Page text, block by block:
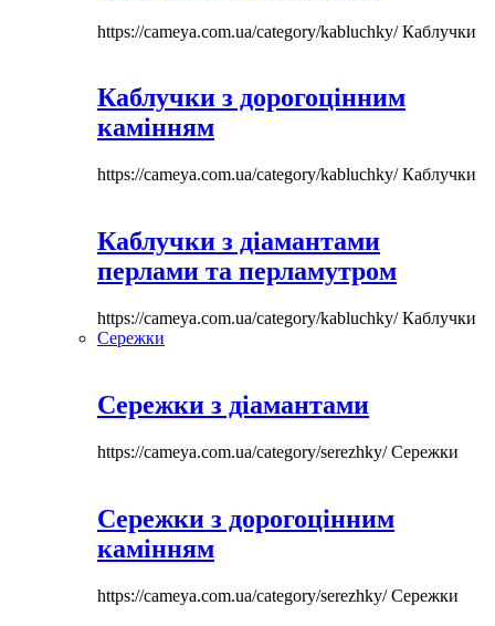
https://cameya.com.ua/category/kabluchky/Каблучки
Каблучки з дорогоцінним
камінням
https://cameya.com.ua/category/kabluchky/Каблучки
Каблучки з діамантами
перлами та перламутром
https://cameya.com.ua/category/kabluchky/Каблучки
Сережки
Сережки з діамантами
https://cameya.com.ua/category/serezhky/Сережки
Сережки з дорогоцінним
камінням
https://cameya.com.ua/category/serezhky/Сережки